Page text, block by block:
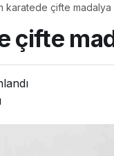
karatede çifte madalya
çifte